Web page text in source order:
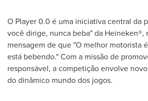
O Player 0.0 é uma iniciativa central da
você dirige, nunca beba" da Heineken®,
mensagem de que "O melhor motorista
está bebendo." Com a missão de
responsável, a competição envolve
do dinâmico mundo dos jogos.